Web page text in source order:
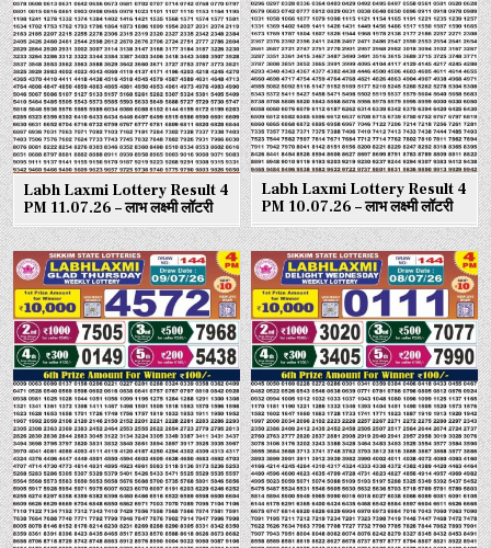
Labh Laxmi Lottery Result 4
PM 11.07.26 – लाभ लक्ष्मी लॉटरी
Labh Laxmi Lottery Result 4
PM 10.07.26 – लाभ लक्ष्मी लॉटरी